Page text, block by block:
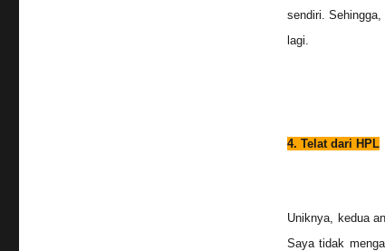
sendiri.
lagi.
4. Telat dari HPL
Uniknya, kedua
Saya tidak